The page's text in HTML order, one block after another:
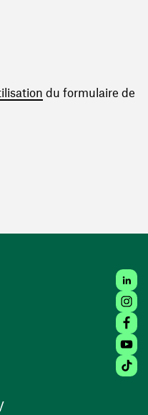
(ouvre une
du formulaire de
fenêtre)
une nouvelle
(ouvre une nouvelle